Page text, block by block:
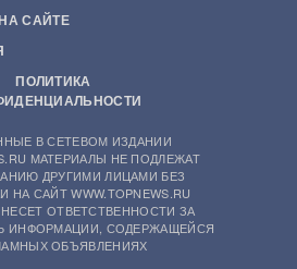
САЙТЕ
ПОЛИТИКА
В СЕТЕВОМ ИЗДАНИИ
МАТЕРИАЛЫ НЕ ПОДЛЕЖАТ
ДРУГИМИ ЛИЦАМИ БЕЗ
САЙТ WWW.TOPNEWS.RU
ОТВЕТСТВЕННОСТИ ЗА
ИНФОРМАЦИИ, СОДЕРЖАЩЕЙСЯ
ОБЪЯВЛЕНИЯХ